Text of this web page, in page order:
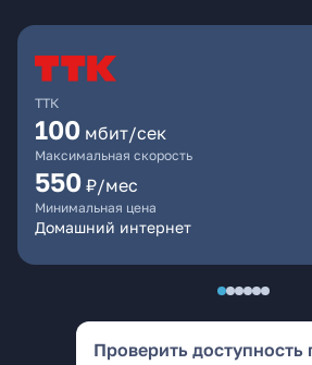
ТТК
100 мбит/сек
Максимальная скорость
550 ₽/мес
Минимальная цена
Домашний интернет
Проверить доступность